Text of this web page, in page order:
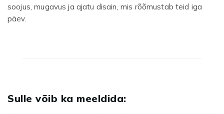
soojus, mugavus ja ajatu disain, mis rõõmustab teid iga
päev.